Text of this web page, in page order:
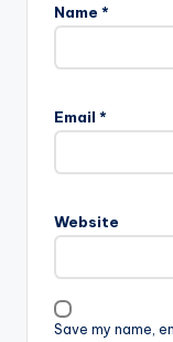
Name *
Email *
Website
Save my name,